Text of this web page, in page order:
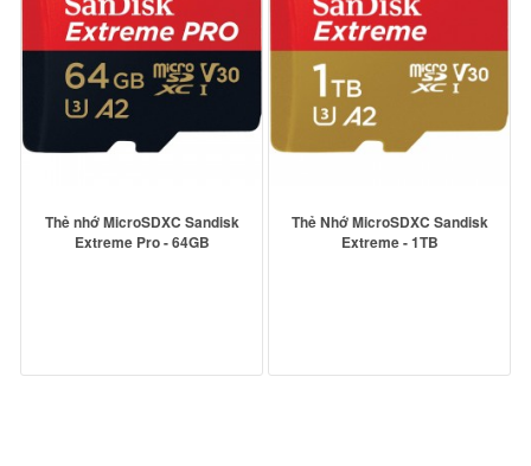
Thẻ nhớ MicroSDXC Sandisk
Extreme Pro - 64GB
Thẻ Nhớ MicroSDXC Sandisk
Extreme - 1TB